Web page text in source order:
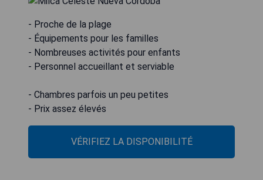
- Proche de la plage
- Équipements pour les familles
- Nombreuses activités pour enfants
- Personnel accueillant et serviable
- Chambres parfois un peu petites
- Prix assez élevés
VÉRIFIEZ LA DISPONIBILITÉ